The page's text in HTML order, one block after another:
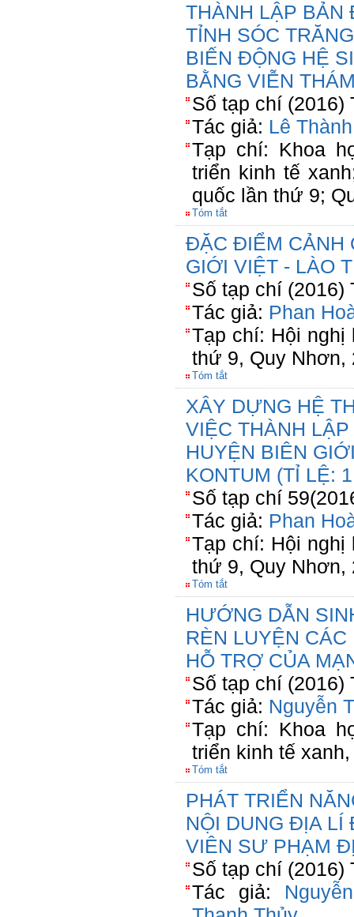
THÀNH LẬP BẢN
TỈNH SÓC
BIẾN ĐỘNG HỆ
BẰNG VIỄN
Số tạp chí (2016)
Tác giả: Lê
Tạp chí: Khoa
triển kinh tế
quốc lần thứ 9;
Tóm tắt
ĐẶC ĐIỂM CẢNH
GIỚI VIỆT - LÀO
Số tạp chí (2016)
Tác giả: Phan
Tạp chí: Hội nghị
thứ 9, Quy Nhơn,
Tóm tắt
XÂY DỰNG HỆ
VIỆC THÀNH
HUYỆN BIÊN
KONTUM (TỈ LỆ:
Số tạp chí
Tác giả: Phan
Tạp chí: Hội nghị
thứ 9, Quy Nhơn,
Tóm tắt
HƯỚNG DẪN
RÈN LUYỆN
HỖ TRỢ CỦA
Số tạp chí (2016)
Tác giả: Nguyễn
Tạp chí: Khoa
triển kinh tế
Tóm tắt
PHÁT TRIỂN
NỘI DUNG ĐỊA LÍ
VIÊN SƯ PHẠM
Số tạp chí (2016)
Tác giả: